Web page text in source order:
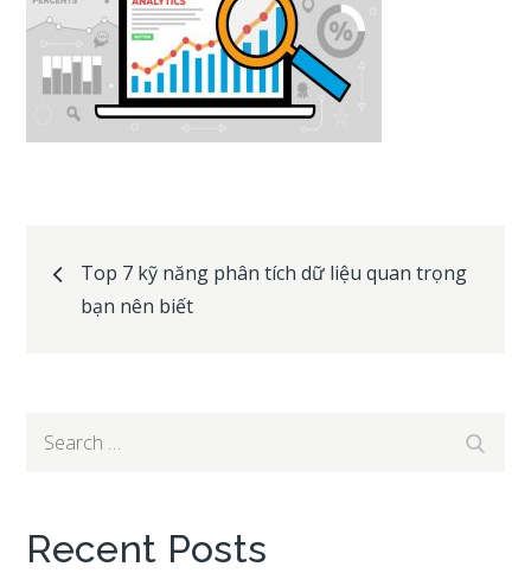
Post
Top 7 kỹ năng phân tích dữ liệu quan trọng
bạn nên biết
Search
Recent Posts